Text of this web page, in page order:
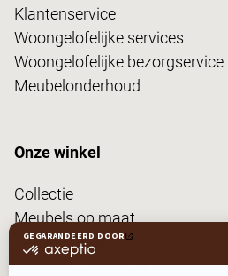
Klantenservice
Woongelofelijke services
Woongelofelijke bezorgservice
Meubelonderhoud
Onze winkel
Collectie
Meubels op maat
Interieuradvies
Vloer • Raam • Muur